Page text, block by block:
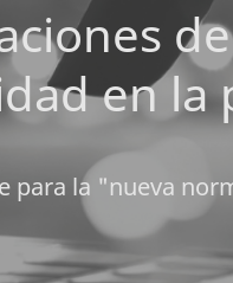
en la
para la "nueva